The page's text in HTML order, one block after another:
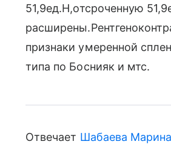
51,9ед.Н,отсроченную
признаки умеренной
типа по Боснияк и мтс.
Отвечает Шабаева